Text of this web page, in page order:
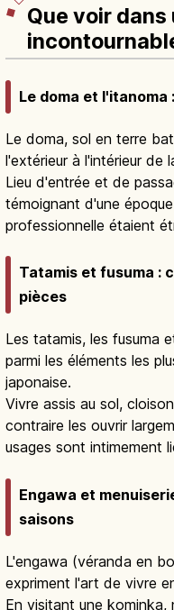
Que voir dans
Le doma et
Le doma, sol en terre
l'extérieur à l'intérieur de
Lieu d'entrée et de
témoignant d'une
professionnelle étaient
Tatamis et fusuma :
pièces
Les tatamis, les fusuma
parmi les éléments les
japonaise.
Vivre assis au sol,
contraire les ouvrir
usages sont intimement
Engawa et
saisons
L'engawa (véranda en
expriment l'art de vivre
En visitant une kominka,